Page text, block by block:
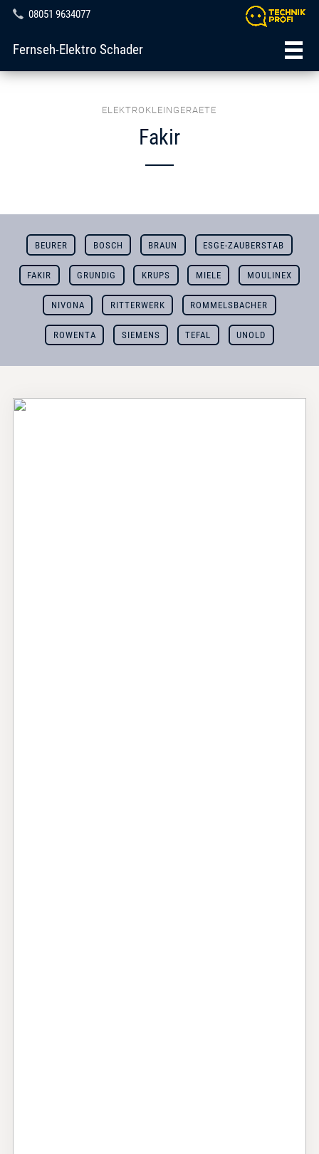
08051 9634077
Fernseh-Elektro Schader
ELEKTROKLEINGERAETE
Fakir
BEURER BOSCH BRAUN ESGE-ZAUBERSTAB
FAKIR GRUNDIG KRUPS MIELE MOULINEX
NIVONA RITTERWERK ROMMELSBACHER
ROWENTA SIEMENS TEFAL UNOLD